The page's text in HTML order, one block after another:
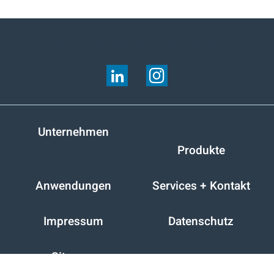
Unternehmen
Produkte
Anwendungen Services + Kontakt
Impressum Datenschutz